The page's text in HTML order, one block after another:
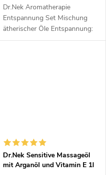
Dr.Nek Aromatherapie
Entspannung Set Mischung
ätherischer Öle Entspannung:
10 ml Dr.Nek Sensitive
Dr.Nek Sensitive Massageöl
mit Arganöl und Vitamin E 1l